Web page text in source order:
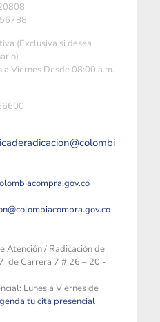
(Exclusiva si desea
a Viernes Desde 08:00 a.m.
Atención / Radicación de
de Carrera 7 # 26 – 20 -
Lunes a Viernes de
tu cita presencial